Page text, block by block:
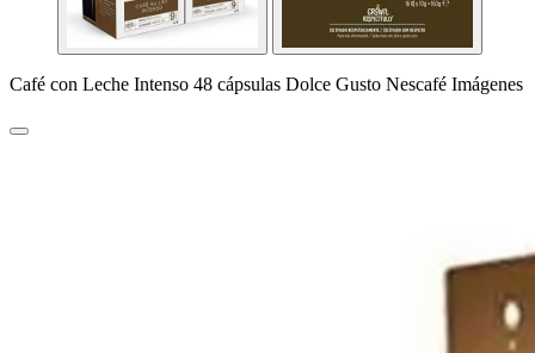
Café con Leche Intenso 48 cápsulas Dolce Gusto Nescafé Imágenes